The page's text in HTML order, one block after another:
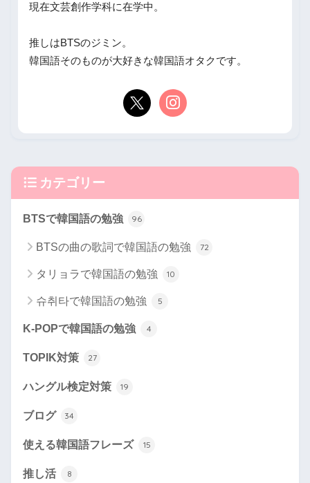
現在文芸創作学科に在学中。
推しはBTSのジミン。
韓国語そのものが大好きな韓国語オタクです。
カテゴリー
BTSで韓国語の勉強 96
BTSの曲の歌詞で韓国語の勉強 72
タリョラで韓国語の勉強 10
슈취타で韓国語の勉強 5
K-POPで韓国語の勉強 4
TOPIK対策 27
ハングル検定対策 19
ブログ 34
使える韓国語フレーズ 15
推し活 8